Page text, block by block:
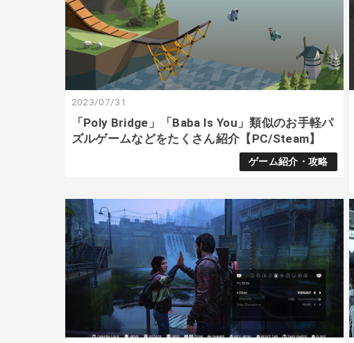
2023/07/31
「Poly Bridge」「Baba Is You」類似のお手軽パ
ズルゲームなどをたくさん紹介【PC/Steam】
ゲーム紹介・攻略